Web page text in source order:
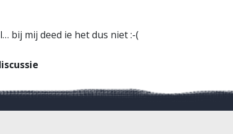
bij mij deed ie het dus niet :-(